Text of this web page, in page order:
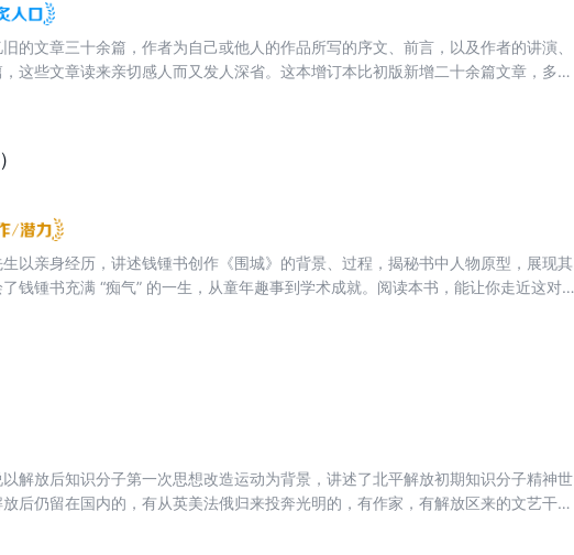
的文章三十余篇，作者为自己或他人的作品所写的序文、前言，以及作者的讲演、
这些文章读来亲切感人而又发人深省。这本增订本比初版新增二十余篇文章，多为
以亲身经历，讲述钱锺书创作《围城》的背景、过程，揭秘书中人物原型，展现其
钱锺书充满 “痴气” 的一生，从童年趣事到学术成就。阅读本书，能让你走近这对文
以解放后知识分子第一次思想改造运动为背景，讲述了北平解放初期知识分子精神世
后仍留在国内的，有从英美法俄归来投奔光明的，有作家，有解放区来的文艺干